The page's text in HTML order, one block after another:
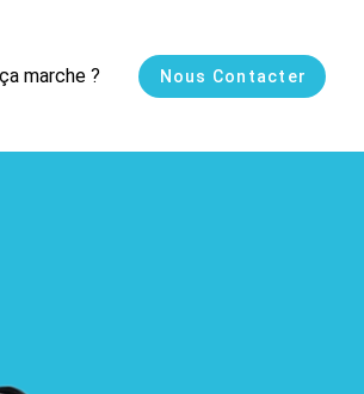
marche ? Nous Contacter